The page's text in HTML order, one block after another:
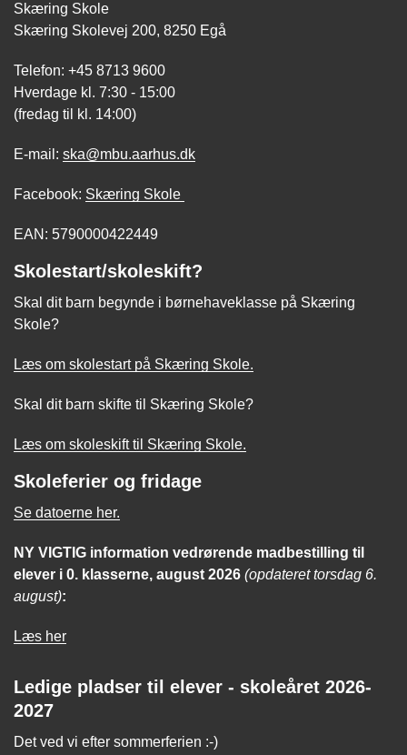
Skæring Skole
Skæring Skolevej 200, 8250 Egå
Telefon: +45 8713 9600
Hverdage kl. 7:30 - 15:00
(fredag til kl. 14:00)
E-mail: ska@mbu.aarhus.dk
Facebook: Skæring Skole
EAN: 5790000422449
Skolestart/skoleskift?
Skal dit barn begynde i børnehaveklasse på Skæring
Skole?
Læs om skolestart på Skæring Skole.
Skal dit barn skifte til Skæring Skole?
Læs om skoleskift til Skæring Skole.
Skoleferier og fridage
Se datoerne her.
NY VIGTIG information vedrørende madbestilling til
elever i 0. klasserne, august 2026 (opdateret torsdag 6.
august):
Læs her
Ledige pladser til elever - skoleåret 2026-
2027
Det ved vi efter sommerferien :-)